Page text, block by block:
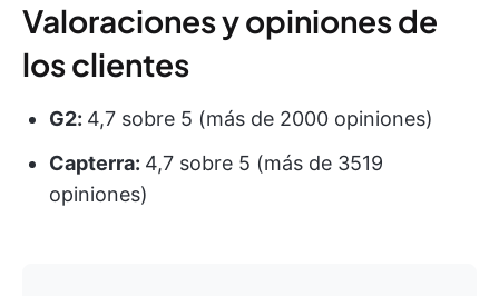
Valoraciones y opiniones de
los clientes
G2: 4,7 sobre 5 (más de 2000 opiniones)
Capterra: 4,7 sobre 5 (más de 3519
opiniones)